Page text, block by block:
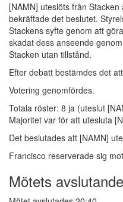
[NAMN] uteslöts från
bekräftade det beslutet.
Stackens syfte genom att
skadat dess anseende
Stacken utan tillstånd.
Efter debatt bestämdes det
Votering genomfördes.
Totala röster: 8 ja (uteslut
Majoritet var för att utesluta
Det beslutades att [NAMN]
Francisco reserverade sig
Mötets avslutande